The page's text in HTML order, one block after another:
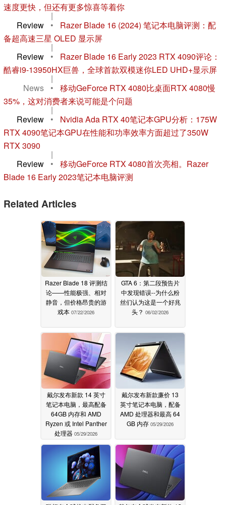
速度更快，但还有更多惊喜等着你
|
Review
•
Razer Blade 16 (2024) 笔记本电脑评测：配
备超高速三星 OLED 显示屏
|
Review
•
Razer Blade 16 Early 2023 RTX 4090评论：
酷睿i9-13950HX巨兽，全球首款双模迷你LED UHD+显示屏
|
News
•
移动GeForce RTX 4080比桌面RTX 4080慢
35%，这对消费者来说可能是个问题
|
Review
•
Nvidia Ada RTX 40笔记本GPU分析：175W
RTX 4090笔记本GPU在性能和功率效率方面超过了350W
RTX 3090
|
Review
•
移动GeForce RTX 4080首次亮相。Razer
Blade 16 Early 2023笔记本电脑评测
Related Articles
Razer Blade 18 评测结
论——性能极强、相对
静音，但价格昂贵的游
戏本 07/22/2026
GTA 6：第二段预告片
中发现错误--为什么粉
丝们认为这是一个好兆
头？ 06/02/2026
戴尔发布新款 14 英寸
笔记本电脑，最高配备
64GB 内存和 AMD
Ryzen 或 Intel Panther
处理器 05/29/2026
戴尔发布新款廉价 13
英寸笔记本电脑，配备
AMD 处理器和最高 64
GB 内存 05/29/2026